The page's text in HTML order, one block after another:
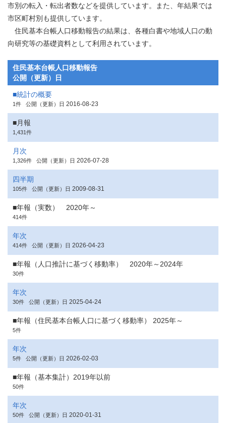
市別の転入・転出者数などを提供しています。また、年結果では
市区町村別も提供しています。
住民基本台帳人口移動報告の結果は、各種白書や地域人口の動
向研究等の基礎資料として利用されています。
住民基本台帳人口移動報告
公開（更新）日
■統計の概要
1件 公開（更新）日 2016-08-23
■月報
1,431件
月次
1,326件 公開（更新）日 2026-07-28
四半期
105件 公開（更新）日 2009-08-31
■年報（実数） 2020年～
414件
年次
414件 公開（更新）日 2026-04-23
■年報（人口推計に基づく移動率） 2020年～2024年
30件
年次
30件 公開（更新）日 2025-04-24
■年報（住民基本台帳人口に基づく移動率） 2025年～
5件
年次
5件 公開（更新）日 2026-02-03
■年報（基本集計）2019年以前
50件
年次
50件 公開（更新）日 2020-01-31